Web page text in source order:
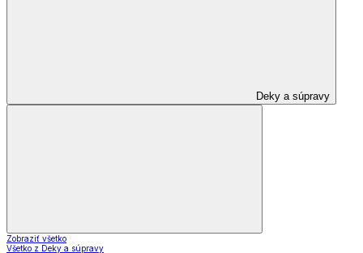
Deky a súpravy
Zobraziť všetko
Všetko z Deky a súpravy